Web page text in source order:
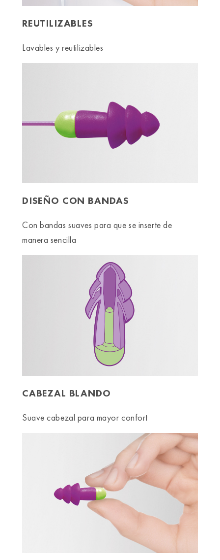
REUTILIZABLES
Lavables y reutilizables
DISEÑO CON BANDAS
Con bandas suaves para que se inserte de
manera sencilla
CABEZAL BLANDO
Suave cabezal para mayor confort